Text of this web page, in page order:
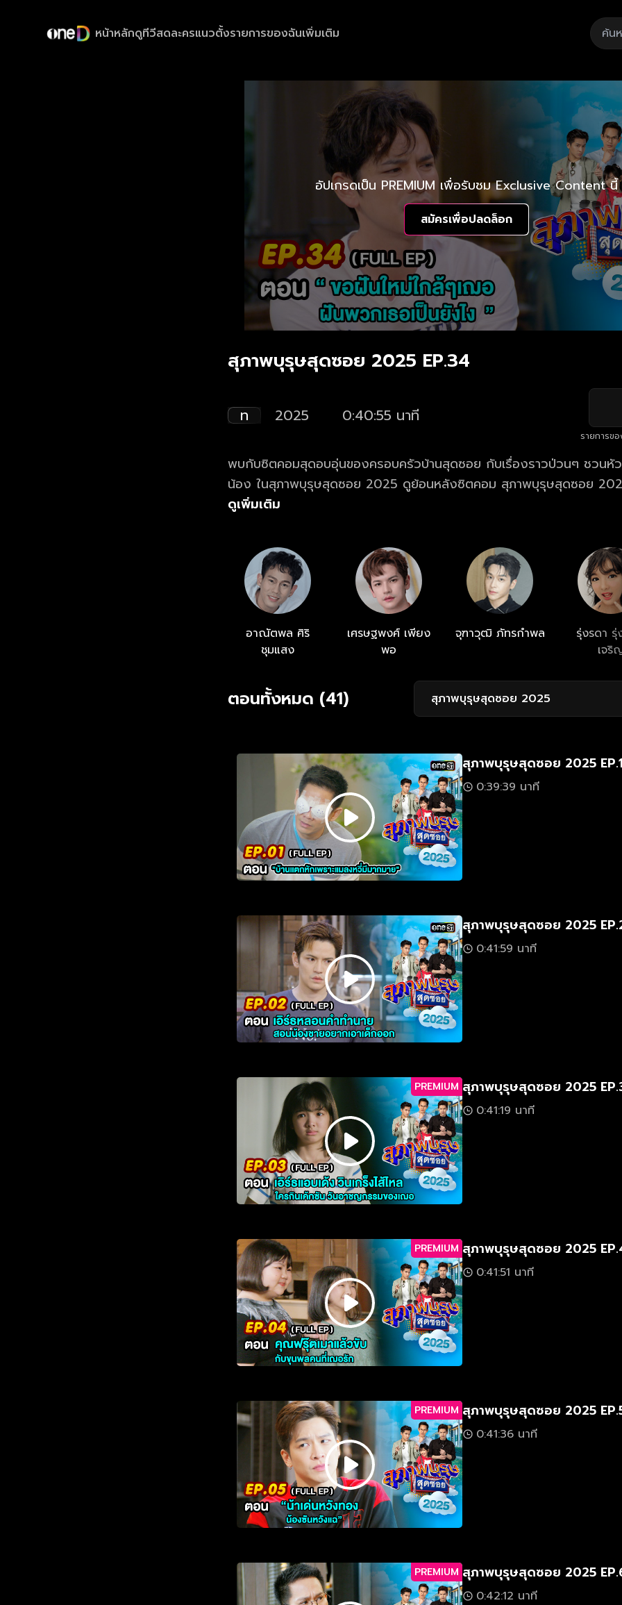
หน้าหลักดูทีวีสดละครแนวตั้งรายการของฉันเพิ่มเติม
อัปเกรดเป็น PREMIUM เพื่อรับชม Exclusive Content นี้
สมัครเพื่อปลดล็อก
สุภาพบุรุษสุดซอย 2025 EP.34
ท 2025 0:40:55 นาที
รายการข
พบกับซิตคอมสุดอบอุ่นของครอบครัวบ้านสุดซอย กับเรื่องราวป่วนๆ ชวนหั
น้อง ในสุภาพบุรุษสุดซอย 2025 ดูย้อนหลังซิตคอม สุภาพบุรุษสุดซอย
แรก ที่เดียว ทุกวันเสาร์ เวลา 19.55 น.
ดูเพิ่มเติม
อาณัตพล ศิริ
ชุมแสง
เศรษฐพงศ์ เพียง
พอ
จุฑาวุฒิ ภัทรกำพล
รุ่งรดา
เจริ
ตอนทั้งหมด (41) สุภาพบุรุษสุดซอย 2025
สุภาพบุรุษสุดซอย 2025
0:39:39 นาที
สุภาพบุรุษสุดซอย 2025
0:41:59 นาที
PREMIUM สุภาพบุรุษสุดซอย 2025
0:41:19 นาที
PREMIUM สุภาพบุรุษสุดซอย 2025
0:41:51 นาที
PREMIUM สุภาพบุรุษสุดซอย 2025
0:41:36 นาที
PREMIUM สุภาพบุรุษสุดซอย 2025
0:42:12 นาที